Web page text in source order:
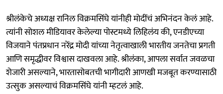
श्रीलंकेचे अध्यक्ष रानिल विक्रमसिंघे यांनीही मोदींचं अभिनंदन केलं आहे.
त्यांनी सोशल मीडियावर केलेल्या पोस्टमध्ये लिहिलंय की, एनडीएच्या
विजयाने पंतप्रधान नरेंद्र मोदी यांच्या नेतृत्वाखाली भारतीय जनतेचा प्रगती
आणि समृद्धीवर विश्वास दाखवला आहे. श्रीलंका, आपला सर्वात जवळचा
शेजारी असल्याने, भारतासोबतची भागीदारी आणखी मजबूत करण्यासाठी
उत्सुक असल्याचं विक्रमसिंघे यांनी म्हटलं आहे.